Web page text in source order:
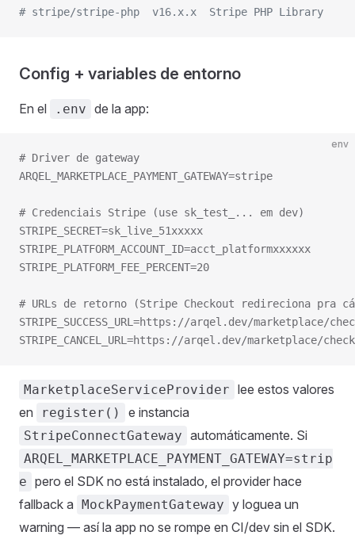
# stripe/stripe-php  v16.x.x  Stripe PHP Library
Config + variables de entorno
En el .env de la app:
env
# Driver de gateway
ARQEL_MARKETPLACE_PAYMENT_GATEWAY=stripe
# Credenciais Stripe (use sk_test_... em dev)
STRIPE_SECRET=sk_live_51xxxxx
STRIPE_PLATFORM_ACCOUNT_ID=acct_platformxxxxxx
STRIPE_PLATFORM_FEE_PERCENT=20
# URLs de retorno (Stripe Checkout redireciona pra cá
STRIPE_SUCCESS_URL=https://arqel.dev/marketplace/
STRIPE_CANCEL_URL=https://arqel.dev/marketplace/
MarketplaceServiceProvider lee estos valores
en
register() e instancia
StripeConnectGateway automáticamente. Si
ARQEL_MARKETPLACE_PAYMENT_GATEWAY=strip
e pero el SDK no está instalado, el provider hace
fallback a MockPaymentGateway y loguea un
warning — así la app no se rompe en CI/dev sin el SDK.